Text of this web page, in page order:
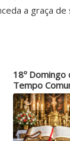
a graça
18º Domingo
Tempo